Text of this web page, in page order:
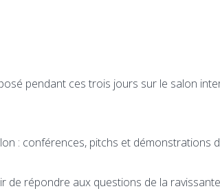
pendant ces trois jours sur le salon
: conférences, pitchs et démonstrations
de répondre aux questions de la